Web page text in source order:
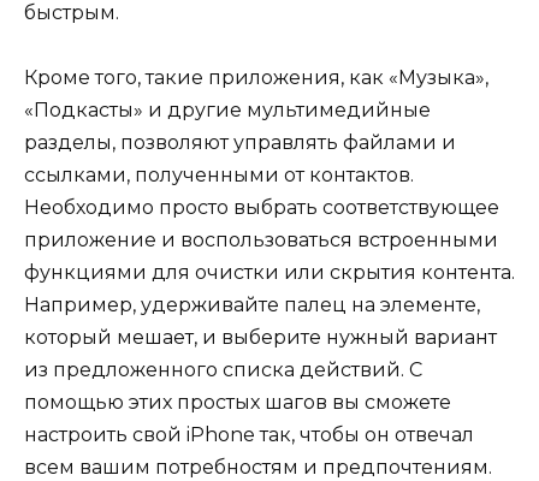
быстрым.
Кроме того, такие приложения, как «Музыка»,
«Подкасты» и другие мультимедийные
разделы, позволяют управлять файлами и
ссылками, полученными от контактов.
Необходимо просто выбрать соответствующее
приложение и воспользоваться встроенными
функциями для очистки или скрытия контента.
Например, удерживайте палец на элементе,
который мешает, и выберите нужный вариант
из предложенного списка действий. С
помощью этих простых шагов вы сможете
настроить свой iPhone так, чтобы он отвечал
всем вашим потребностям и предпочтениям.